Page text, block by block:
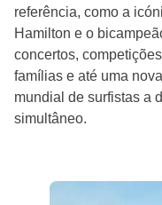
referência, como a
Hamilton e o
concertos,
famílias e até uma
mundial de surfistas a
simultâneo.